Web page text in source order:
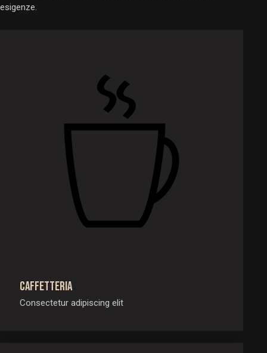
esigenze.
Caffetteria
Consectetur adipiscing elit